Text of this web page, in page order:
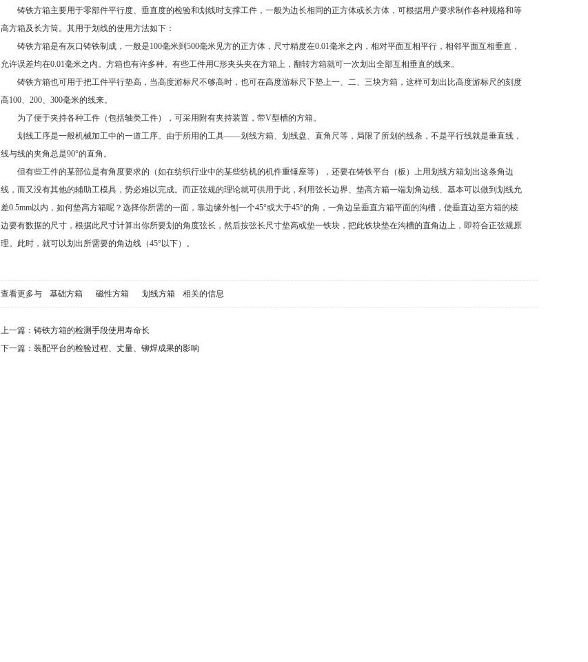
铸铁方箱主要用于零部件平行度、垂直度的检验和划线时支撑工件，一般为边长相同的正方体或长方体，可根据用户要求制作各种规格和等
高方箱及长方筒。其用于划线的使用方法如下：
铸铁方箱是有灰口铸铁制成，一般是100毫米到500毫米见方的正方体，尺寸精度在0.01毫米之内，相对平面互相平行，相邻平面互相垂直，
允许误差均在0.01毫米之内。方箱也有许多种。有些工件用C形夹头夹在方箱上，翻转方箱就可一次划出全部互相垂直的线来。
铸铁方箱也可用于把工件平行垫高，当高度游标尺不够高时，也可在高度游标尺下垫上一、二、三块方箱，这样可划出比高度游标尺的刻度
高100、200、300毫米的线来。
为了便于夹持各种工件（包括轴类工件），可采用附有夹持装置，带V型槽的方箱。
划线工序是一般机械加工中的一道工序。由于所用的工具——划线方箱、划线盘、直角尺等，局限了所划的线条，不是平行线就是垂直线，
线与线的夹角总是90°的直角。
但有些工件的某部位是有角度要求的（如在纺织行业中的某些纺机的机件重锤座等），还要在铸铁平台（板）上用划线方箱划出这条角边
线，而又没有其他的辅助工模具，势必难以完成。而正弦规的理论就可供用于此，利用弦长边界、垫高方箱一端划角边线、基本可以做到划线允
差0.5mm以内，如何垫高方箱呢？选择你所需的一面，靠边缘外刨一个45°或大于45°的角，一角边呈垂直方箱平面的沟槽，使垂直边至方箱的棱
边要有数据的尺寸，根据此尺寸计算出你所要划的角度弦长，然后按弦长尺寸垫高或垫一铁块，把此铁块垫在沟槽的直角边上，即符合正弦规原
理。此时，就可以划出所需要的角边线（45°以下）。
查看更多与 基础方箱 磁性方箱 划线方箱 相关的信息
上一篇： 铸铁方箱的检测手段使用寿命长
下一篇： 装配平台的检验过程、丈量、铆焊成果的影响